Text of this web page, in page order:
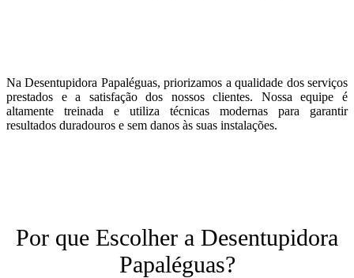
Na Desentupidora Papaléguas, priorizamos a qualidade dos serviços
prestados e a satisfação dos nossos clientes. Nossa equipe é
altamente treinada e utiliza técnicas modernas para garantir
resultados duradouros e sem danos às suas instalações.
Por que Escolher a Desentupidora
Papaléguas?